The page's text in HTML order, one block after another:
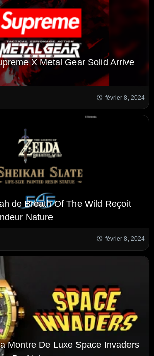
X Metal Gear Solid Arrive
février 8, 2024
de Breath Of The Wild Reçoit
Nature
février 8, 2024
Montre De Luxe Space Invaders